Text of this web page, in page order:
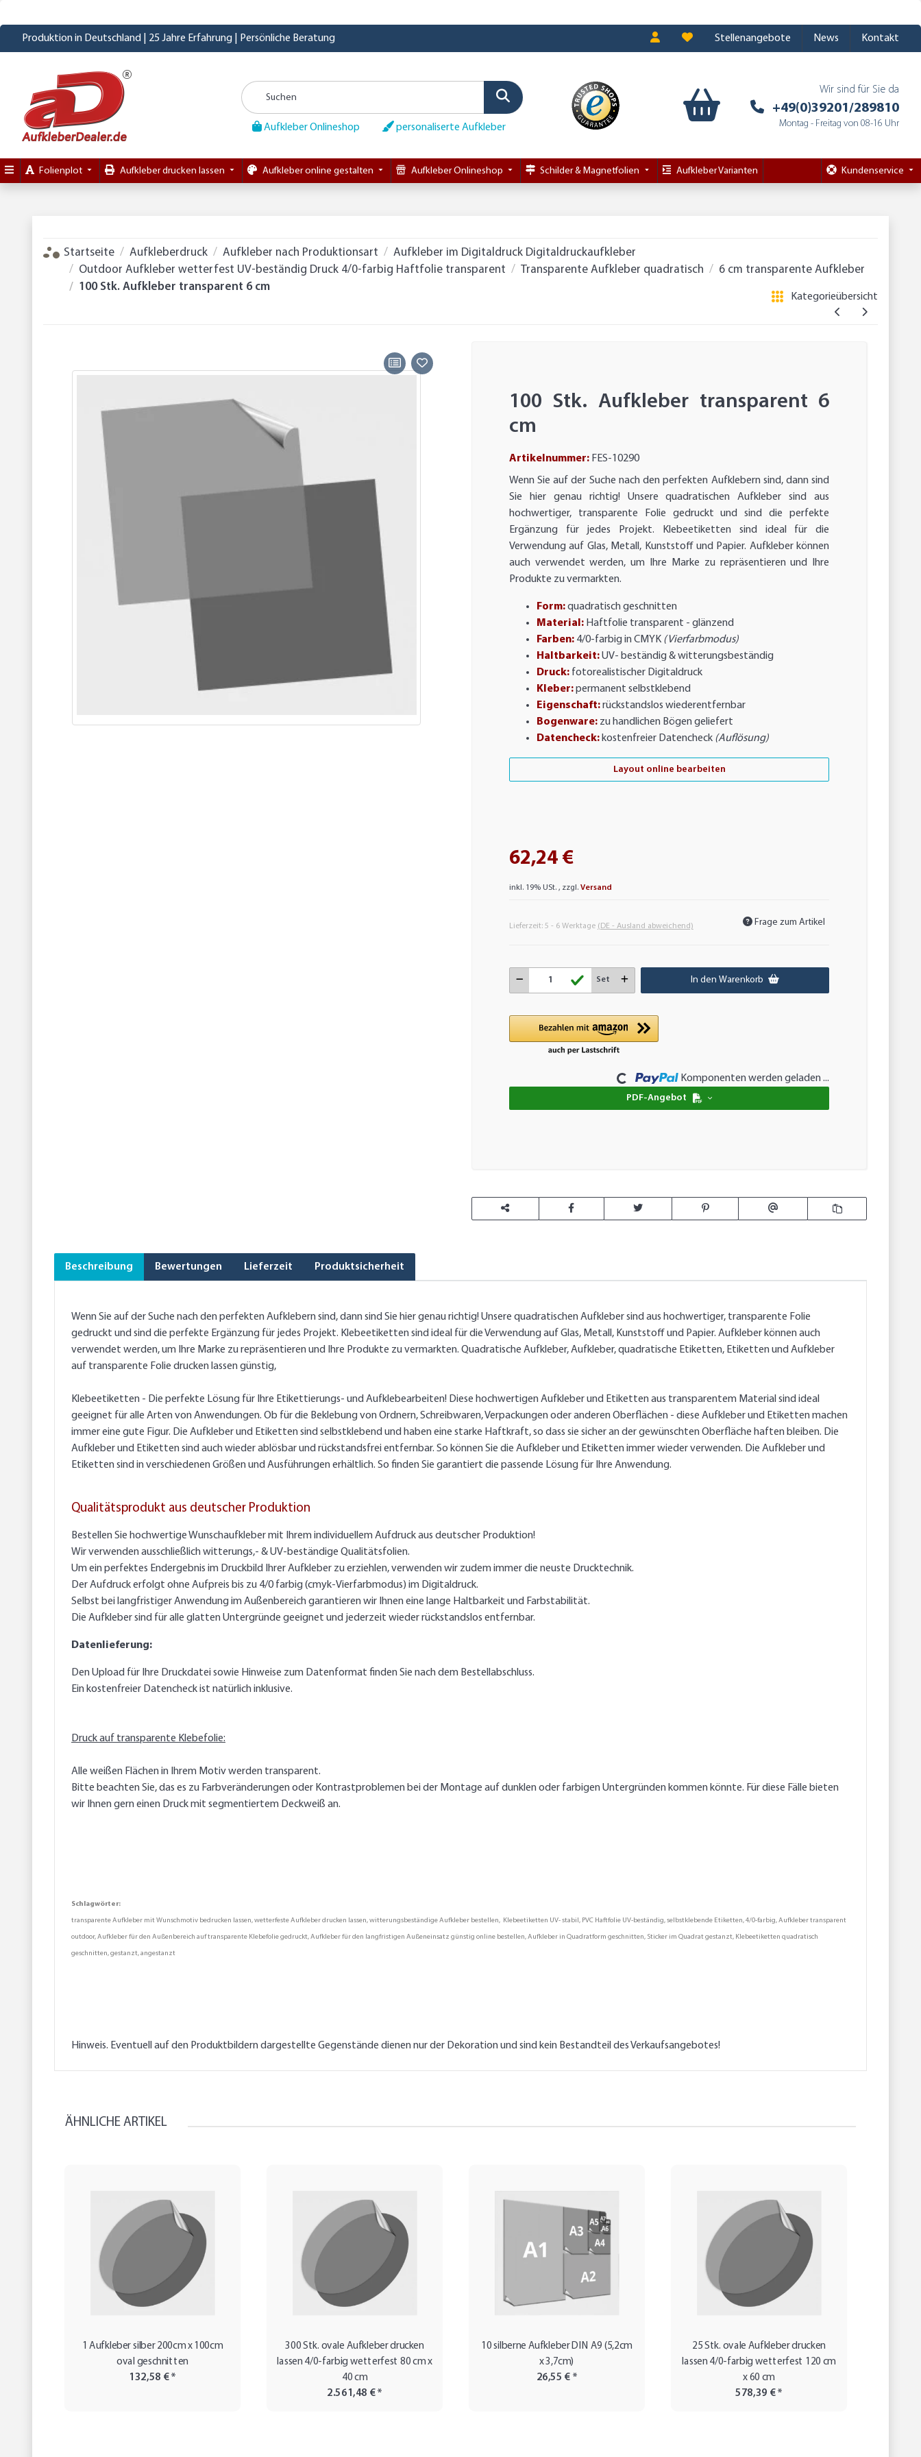
Produktion in Deutschland | 25 Jahre Erfahrung | Persönliche Beratung Stellenangebote News Kontakt
Aufkleber Onlineshop personaliserte Aufkleber
Wir sind für Sie da
+49(0)39201/289810
Montag - Freitag von 08-16 Uhr
Folienplot Aufkleber drucken lassen Aufkleber online gestalten Aufkleber Onlineshop Schilder & Magnetfolien Aufkleber Varianten Kundenservice
Startseite Aufkleberdruck Aufkleber nach Produktionsart
Aufkleber im Digitaldruck Digitaldruckaufkleber
Outdoor Aufkleber wetterfest UV-beständig Druck 4/0-farbig Haftfolie transparent
Transparente Aufkleber quadratisch
6 cm transparente Aufkleber
100 Stk. Aufkleber transparent 6 cm
Kategorieübersicht
100 Stk. Aufkleber transparent 6
cm
Artikelnummer: FES-10290
Wenn Sie auf der Suche nach den perfekten Aufklebern sind, dann sind
Sie hier genau richtig! Unsere quadratischen Aufkleber sind aus
hochwertiger, transparente Folie gedruckt und sind die perfekte
Ergänzung für jedes Projekt. Klebeetiketten sind ideal für die
Verwendung auf Glas, Metall, Kunststoff und Papier. Aufkleber können
auch verwendet werden, um Ihre Marke zu repräsentieren und Ihre
Produkte zu vermarkten.
Form:quadratisch geschnitten
Material:Haftfolie transparent - glänzend
Farben:4/0-farbig in CMYK (Vierfarbmodus)
Haltbarkeit:UV- beständig & witterungsbeständig
Druck:fotorealistischer Digitaldruck
Kleber:permanent selbstklebend
Eigenschaft:rückstandslos wiederentfernbar
Bogenware:zu handlichen Bögen geliefert
Datencheck:kostenfreier Datencheck (Auflösung)
Layout online bearbeiten
62,24 €
inkl. 19% USt. , zzgl. Versand
Lieferzeit: 5 - 6 Werktage (DE - Ausland abweichend) Frage zum Artikel
Set In den Warenkorb
Loading...
Komponenten werden geladen ...
PDF-Angebot
Beschreibung Bewertungen Lieferzeit Produktsicherheit
Wenn Sie auf der Suche nach den perfekten Aufklebern sind, dann sind Sie hier genau richtig! Unsere quadratischen Aufkleber sind aus hochwertiger, transparente Folie
gedruckt und sind die perfekte Ergänzung für jedes Projekt. Klebeetiketten sind ideal für die Verwendung auf Glas, Metall, Kunststoff und Papier. Aufkleber können auch
verwendet werden, um Ihre Marke zu repräsentieren und Ihre Produkte zu vermarkten. Quadratische Aufkleber, Aufkleber, quadratische Etiketten, Etiketten und Aufkleber
auf transparente Folie drucken lassen günstig,
Klebeetiketten - Die perfekte Lösung für Ihre Etikettierungs- und Aufklebearbeiten! Diese hochwertigen Aufkleber und Etiketten aus transparentem Material sind ideal
geeignet für alle Arten von Anwendungen. Ob für die Beklebung von Ordnern, Schreibwaren, Verpackungen oder anderen Oberflächen - diese Aufkleber und Etiketten machen
immer eine gute Figur. Die Aufkleber und Etiketten sind selbstklebend und haben eine starke Haftkraft, so dass sie sicher an der gewünschten Oberfläche haften bleiben. Die
Aufkleber und Etiketten sind auch wieder ablösbar und rückstandsfrei entfernbar. So können Sie die Aufkleber und Etiketten immer wieder verwenden. Die Aufkleber und
Etiketten sind in verschiedenen Größen und Ausführungen erhältlich. So finden Sie garantiert die passende Lösung für Ihre Anwendung.
Qualitätsprodukt aus deutscher Produktion
Bestellen Sie hochwertige Wunschaufkleber mit Ihrem individuellem Aufdruck aus deutscher Produktion!
Wir verwenden ausschließlich witterungs,- & UV-beständige Qualitätsfolien.
Um ein perfektes Endergebnis im Druckbild Ihrer Aufkleber zu erziehlen, verwenden wir zudem immer die neuste Drucktechnik.
Der Aufdruck erfolgt ohne Aufpreis bis zu 4/0 farbig (cmyk-Vierfarbmodus) im Digitaldruck.
Selbst bei langfristiger Anwendung im Außenbereich garantieren wir Ihnen eine lange Haltbarkeit und Farbstabilität.
Die Aufkleber sind für alle glatten Untergründe geeignet und jederzeit wieder rückstandslos entfernbar.
Datenlieferung:
Den Upload für Ihre Druckdatei sowie Hinweise zum Datenformat finden Sie nach dem Bestellabschluss.
Ein kostenfreier Datencheck ist natürlich inklusive.
Druck auf transparente Klebefolie:
Alle weißen Flächen in Ihrem Motiv werden transparent.
Bitte beachten Sie, das es zu Farbveränderungen oder Kontrastproblemen bei der Montage auf dunklen oder farbigen Untergründen kommen könnte. Für diese Fälle bieten
wir Ihnen gern einen Druck mit segmentiertem Deckweiß an.
Schlagwörter:
transparente Aufkleber mit Wunschmotiv bedrucken lassen, wetterfeste Aufkleber drucken lassen, witterungsbeständige Aufkleber bestellen, Klebeetiketten UV- stabil, PVC Haftfolie UV-beständig, selbstklebende Etiketten, 4/0-farbig, Aufkleber transparent
outdoor, Aufkleber für den Außenbereich auf transparente Klebefolie gedruckt, Aufkleber für den langfristigen Außeneinsatz günstig online bestellen, Aufkleber in Quadratform geschnitten, Sticker im Quadrat gestanzt, Klebeetiketten quadratisch
geschnitten, gestanzt, angestanzt
Hinweis. Eventuell auf den Produktbildern dargestellte Gegenstände dienen nur der Dekoration und sind kein Bestandteil des Verkaufsangebotes!
ÄHNLICHE ARTIKEL
1 Aufkleber silber 200cm x 100cm
oval geschnitten
132,58 €*
300 Stk. ovale Aufkleber drucken
lassen 4/0-farbig wetterfest 80 cm x
40 cm
2.561,48 €*
10 silberne Aufkleber DIN A9 (5,2cm
x 3,7cm)
26,55 € *
25 Stk. ovale Aufkleber drucken
lassen 4/0-farbig wetterfest 120 cm
x 60 cm
578,39 €*